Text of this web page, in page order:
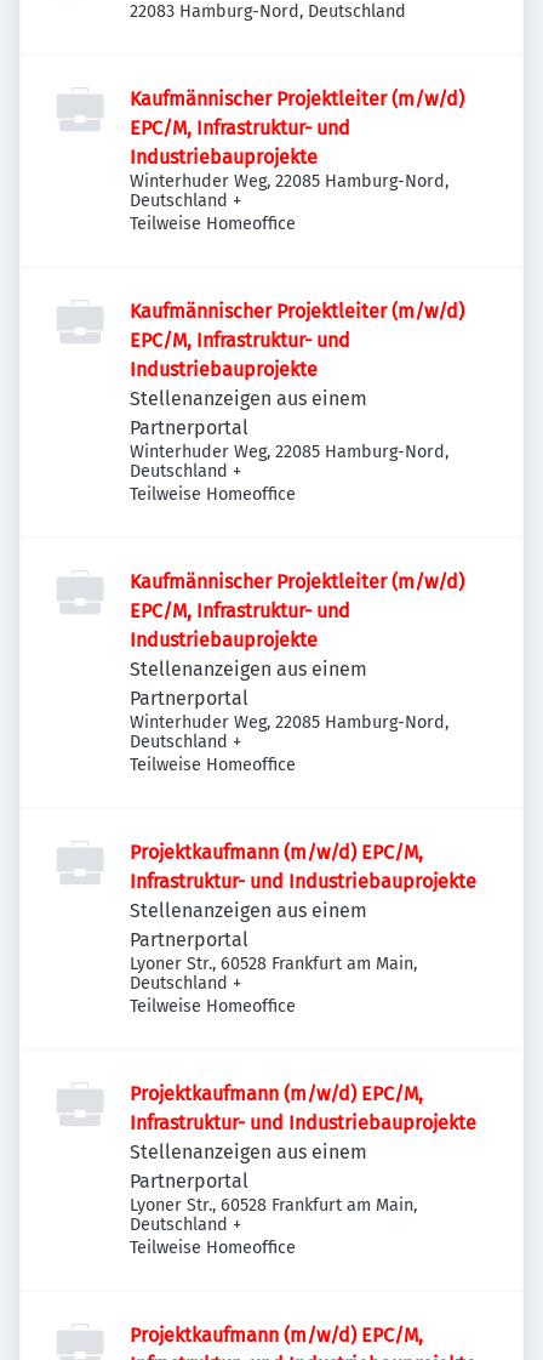
22083 Hamburg-Nord, Deutschland
Kaufmännischer Projektleiter (m/w/d)
EPC/M, Infrastruktur- und
Industriebauprojekte
Winterhuder Weg, 22085 Hamburg-Nord,
Deutschland +
Teilweise Homeoffice
Kaufmännischer Projektleiter (m/w/d)
EPC/M, Infrastruktur- und
Industriebauprojekte
Stellenanzeigen aus einem
Partnerportal
Winterhuder Weg, 22085 Hamburg-Nord,
Deutschland +
Teilweise Homeoffice
Kaufmännischer Projektleiter (m/w/d)
EPC/M, Infrastruktur- und
Industriebauprojekte
Stellenanzeigen aus einem
Partnerportal
Winterhuder Weg, 22085 Hamburg-Nord,
Deutschland +
Teilweise Homeoffice
Projektkaufmann (m/w/d) EPC/M,
Infrastruktur- und Industriebauprojekte
Stellenanzeigen aus einem
Partnerportal
Lyoner Str., 60528 Frankfurt am Main,
Deutschland +
Teilweise Homeoffice
Projektkaufmann (m/w/d) EPC/M,
Infrastruktur- und Industriebauprojekte
Stellenanzeigen aus einem
Partnerportal
Lyoner Str., 60528 Frankfurt am Main,
Deutschland +
Teilweise Homeoffice
Projektkaufmann (m/w/d) EPC/M,